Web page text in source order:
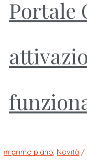
Portale
in primo piano, Novità /